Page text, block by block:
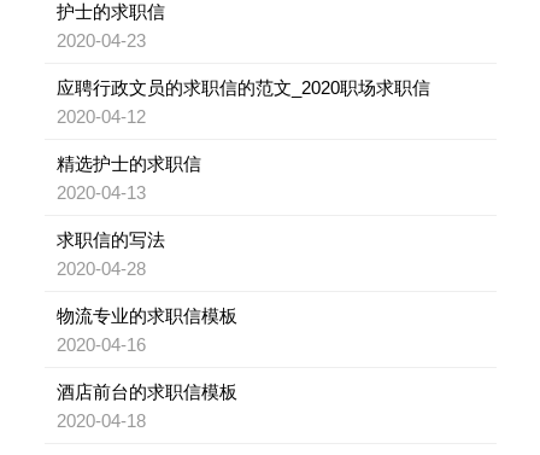
护士的求职信
2020-04-23
应聘行政文员的求职信的范文_2020职场求职信
2020-04-12
精选护士的求职信
2020-04-13
求职信的写法
2020-04-28
物流专业的求职信模板
2020-04-16
酒店前台的求职信模板
2020-04-18